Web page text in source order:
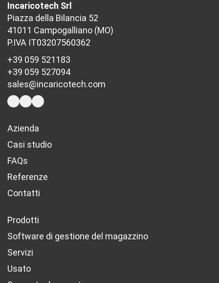
Incaricotech Srl
Piazza della Bilancia 52
41011 Campogalliano (MO)
P.IVA IT03207560362
+39 059 521183
+39 059 527094
sales@incaricotech.com
Azienda
Casi studio
FAQs
Referenze
Contatti
Prodotti
Software di gestione del magazzino
Servizi
Usato